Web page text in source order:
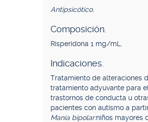
Antipsicótico.
Composición.
Risperidona 1 mg/mL.
Indicaciones.
Tratamiento de alteraciones
tratamiento adyuvante para
trastornos de conducta u
pacientes con autismo a
Manía bipolar:niños mayores